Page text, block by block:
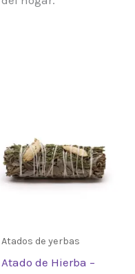
Atados de yerbas
Atado de Hierba –